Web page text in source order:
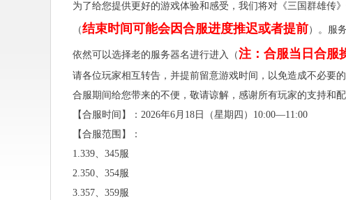
为了给您提供更好的游戏体验和感受，我们将对《三国群雄传
（结束时间可能会因合服进度推迟或者提前）。服
依然可以选择老的服务器名进行进入（注：合服当日合服
请各位玩家相互转告，并提前留意游戏时间，以免造成不必要
合服期间给您带来的不便，敬请谅解，感谢所有玩家的支持和配
【合服时间】：2026年6月18日（星期四）10:00—11:00
【合服范围】：
1.339、345服
2.350、354服
3.357、359服